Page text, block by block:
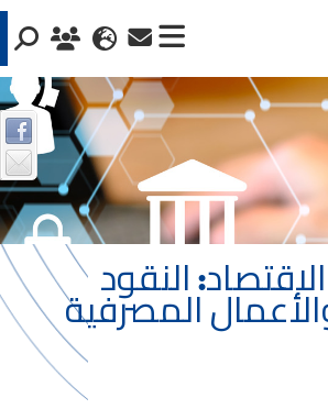
النقود
المصرفية